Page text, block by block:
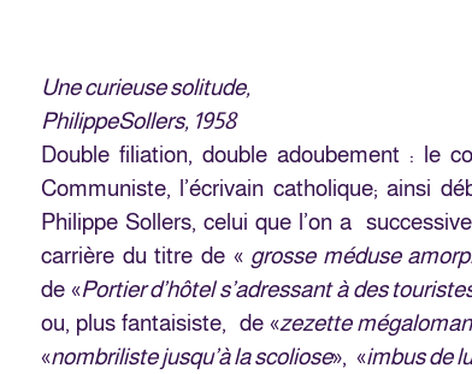
Une curieuse solitude,
PhilippeSollers, 1958
Double filiation, double adoubement : le
Communiste, l’écrivain catholique; ainsi
Philippe Sollers, celui que l’on a
carrière du titre de « grosse méduse
de «Portier d’hôtel s’adressant à des
ou, plus fantaisiste, de «zezette
«nombriliste jusqu’à la scoliose», «imbus de